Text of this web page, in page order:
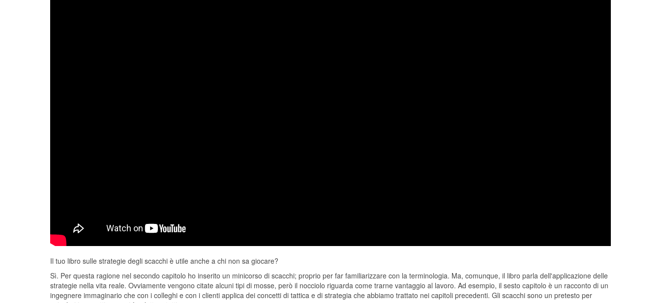
Il tuo libro sulle strategie degli scacchi è utile anche a chi non sa giocare?
Sì. Per questa ragione nel secondo capitolo ho inserito un minicorso di scacchi; proprio per far familiarizzare con la terminologia. Ma, comunque, il libro parla dell'applicazione delle
strategie nella vita reale. Ovviamente vengono citate alcuni tipi di mosse, però il nocciolo riguarda come trarne vantaggio al lavoro. Ad esempio, il sesto capitolo è un racconto di un
ingegnere immaginario che con i colleghi e con i clienti applica dei concetti di tattica e di strategia che abbiamo trattato nei capitoli precedenti. Gli scacchi sono un pretesto per